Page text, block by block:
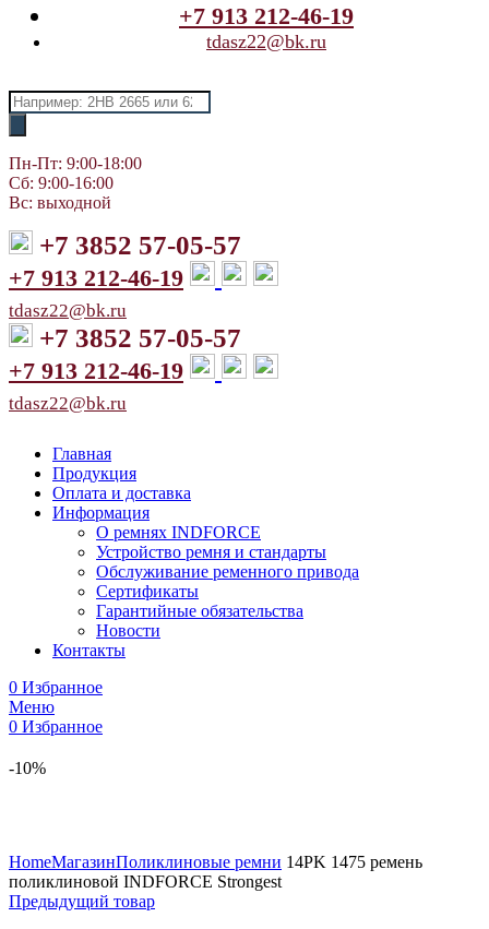
+7 913 212-46-19
tdasz22@bk.ru
Поиск
товаров
Пн-Пт: 9:00-18:00
Сб: 9:00-16:00
Вс: выходной
+7 3852 57-05-57
+7 913 212-46-19
tdasz22@bk.ru
+7 3852 57-05-57
+7 913 212-46-19
tdasz22@bk.ru
Главная
Продукция
Оплата и доставка
Информация
О ремнях INDFORCE
Устройство ремня и стандарты
Обслуживание ременного привода
Сертификаты
Гарантийные обязательства
Новости
Контакты
0 Избранное
Меню
0 Избранное
-10%
HomeМагазинПоликлиновые ремни 14PK 1475 ремень
поликлиновой INDFORCE Strongest
Предыдущий товар